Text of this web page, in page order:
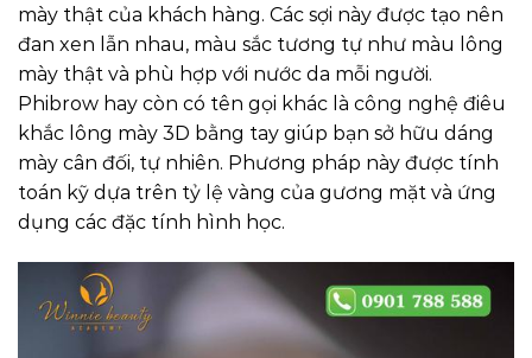
mày thật của khách hàng. Các sợi này được tạo nên
đan xen lẫn nhau, màu sắc tương tự như màu lông
mày thật và phù hợp với nước da mỗi người.
Phibrow hay còn có tên gọi khác là công nghệ điêu
khắc lông mày 3D bằng tay giúp bạn sở hữu dáng
mày cân đối, tự nhiên. Phương pháp này được tính
toán kỹ dựa trên tỷ lệ vàng của gương mặt và ứng
dụng các đặc tính hình học.